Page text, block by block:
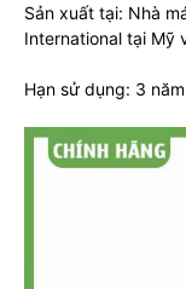
Sản xuất tại: Nhà
International tại Mỹ
Hạn sử dụng: 3